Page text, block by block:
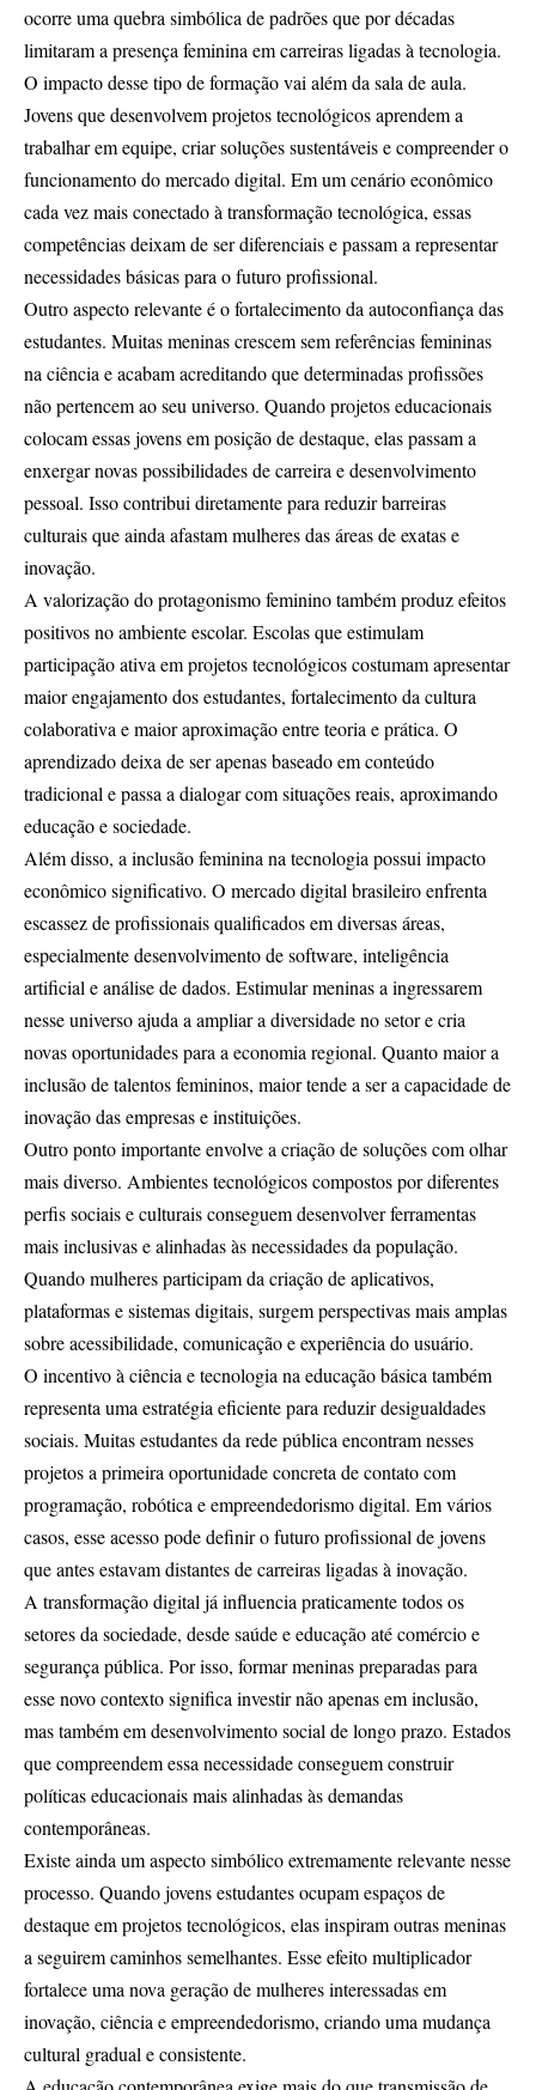
ocorre uma quebra simbólica de padrões que por décadas
limitaram a presença feminina em carreiras ligadas à tecnologia.
O impacto desse tipo de formação vai além da sala de aula.
Jovens que desenvolvem projetos tecnológicos aprendem a
trabalhar em equipe, criar soluções sustentáveis e compreender o
funcionamento do mercado digital. Em um cenário econômico
cada vez mais conectado à transformação tecnológica, essas
competências deixam de ser diferenciais e passam a representar
necessidades básicas para o futuro profissional.
Outro aspecto relevante é o fortalecimento da autoconfiança das
estudantes. Muitas meninas crescem sem referências femininas
na ciência e acabam acreditando que determinadas profissões
não pertencem ao seu universo. Quando projetos educacionais
colocam essas jovens em posição de destaque, elas passam a
enxergar novas possibilidades de carreira e desenvolvimento
pessoal. Isso contribui diretamente para reduzir barreiras
culturais que ainda afastam mulheres das áreas de exatas e
inovação.
A valorização do protagonismo feminino também produz efeitos
positivos no ambiente escolar. Escolas que estimulam
participação ativa em projetos tecnológicos costumam apresentar
maior engajamento dos estudantes, fortalecimento da cultura
colaborativa e maior aproximação entre teoria e prática. O
aprendizado deixa de ser apenas baseado em conteúdo
tradicional e passa a dialogar com situações reais, aproximando
educação e sociedade.
Além disso, a inclusão feminina na tecnologia possui impacto
econômico significativo. O mercado digital brasileiro enfrenta
escassez de profissionais qualificados em diversas áreas,
especialmente desenvolvimento de software, inteligência
artificial e análise de dados. Estimular meninas a ingressarem
nesse universo ajuda a ampliar a diversidade no setor e cria
novas oportunidades para a economia regional. Quanto maior a
inclusão de talentos femininos, maior tende a ser a capacidade de
inovação das empresas e instituições.
Outro ponto importante envolve a criação de soluções com olhar
mais diverso. Ambientes tecnológicos compostos por diferentes
perfis sociais e culturais conseguem desenvolver ferramentas
mais inclusivas e alinhadas às necessidades da população.
Quando mulheres participam da criação de aplicativos,
plataformas e sistemas digitais, surgem perspectivas mais amplas
sobre acessibilidade, comunicação e experiência do usuário.
O incentivo à ciência e tecnologia na educação básica também
representa uma estratégia eficiente para reduzir desigualdades
sociais. Muitas estudantes da rede pública encontram nesses
projetos a primeira oportunidade concreta de contato com
programação, robótica e empreendedorismo digital. Em vários
casos, esse acesso pode definir o futuro profissional de jovens
que antes estavam distantes de carreiras ligadas à inovação.
A transformação digital já influencia praticamente todos os
setores da sociedade, desde saúde e educação até comércio e
segurança pública. Por isso, formar meninas preparadas para
esse novo contexto significa investir não apenas em inclusão,
mas também em desenvolvimento social de longo prazo. Estados
que compreendem essa necessidade conseguem construir
políticas educacionais mais alinhadas às demandas
contemporâneas.
Existe ainda um aspecto simbólico extremamente relevante nesse
processo. Quando jovens estudantes ocupam espaços de
destaque em projetos tecnológicos, elas inspiram outras meninas
a seguirem caminhos semelhantes. Esse efeito multiplicador
fortalece uma nova geração de mulheres interessadas em
inovação, ciência e empreendedorismo, criando uma mudança
cultural gradual e consistente.